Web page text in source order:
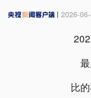
2026-
比